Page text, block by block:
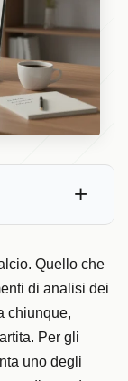
Quello che
di analisi dei
chiunque,
Per gli
uno degli